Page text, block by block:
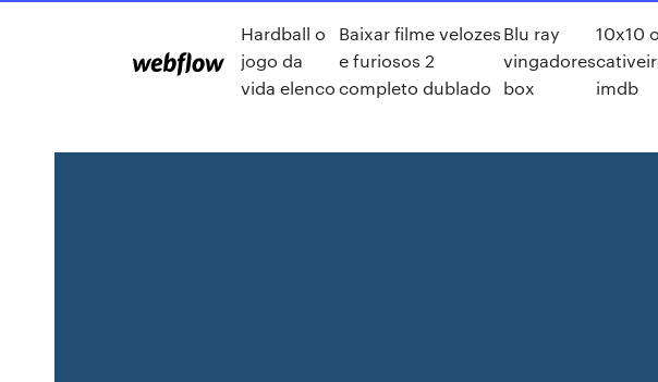
Hardball o
jogo da
vida elenco
Baixar filme velozes
e furiosos 2
completo dublado
Blu ray
vingadores
box
10x10 o
imdb